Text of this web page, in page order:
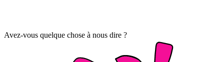
Avez-vous quelque chose à nous dire ?